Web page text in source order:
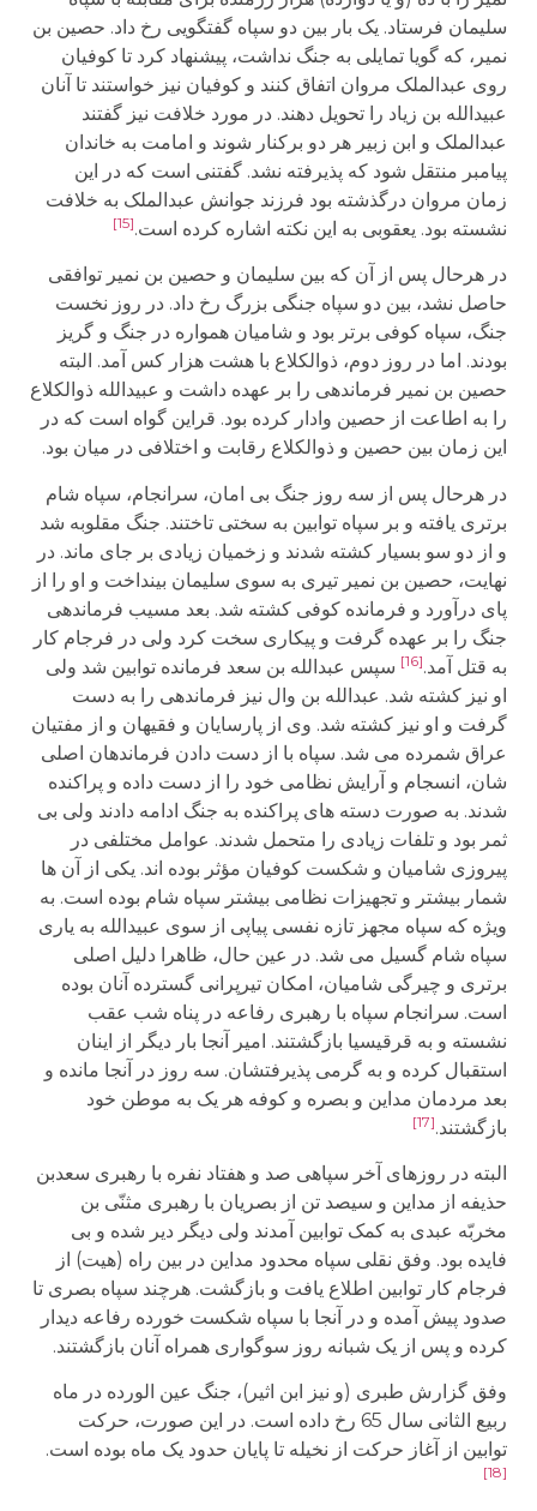
سلیمان فرستاد. یک بار بین دو سپاه گفتگویی رخ داد. حصین بن
نمیر، که گویا تمایلی به جنگ نداشت، پیشنهاد کرد تا کوفیان
روی عبدالملک مروان اتفاق کنند و کوفیان نیز خواستند تا آنان
عبیدالله بن زیاد را تحویل دهند. در مورد خلافت نیز گفتند
عبدالملک و ابن زبیر هر دو برکنار شوند و امامت به خاندان
پیامبر منتقل شود که پذیرفته نشد. گفتنی است که در این
زمان مروان درگذشته بود فرزند جوانش عبدالملک به خلافت
نشسته بود. یعقوبی به این نکته اشاره کرده است.[15]
در هرحال پس از آن که بین سلیمان و حصین بن نمیر توافقی
حاصل نشد، بین دو سپاه جنگی بزرگ رخ داد. در روز نخست
جنگ، سپاه کوفی برتر بود و شامیان همواره در جنگ و گریز
بودند. اما در روز دوم، ذوالکلاع با هشت هزار کس آمد. البته
حصین بن نمیر فرماندهی را بر عهده داشت و عبیدالله ذوالکلاع
را به اطاعت از حصین وادار کرده بود. قراین گواه است که در
این زمان بین حصین و ذوالکلاع رقابت و اختلافی در میان بود.
در هرحال پس از سه روز جنگ بی امان، سرانجام، سپاه شام
برتری یافته و بر سپاه توابین به سختی تاختند. جنگ مقلوبه شد
و از دو سو بسیار کشته شدند و زخمیان زیادی بر جای ماند. در
نهایت، حصین بن نمیر تیری به سوی سلیمان بینداخت و او را از
پای درآورد و فرمانده کوفی کشته شد. بعد مسیب فرماندهی
جنگ را بر عهده گرفت و پیکاری سخت کرد ولی در فرجام کار
به قتل آمد.[16]
سپس عبدالله بن سعد فرمانده توابین شد ولی
او نیز کشته شد. عبدالله بن وال نیز فرماندهی را به دست
گرفت و او نیز کشته شد. وی از پارسایان و فقیهان و از مفتیان
عراق شمرده می شد. سپاه با از دست دادن فرماندهان اصلی
شان، انسجام و آرایش نظامی خود را از دست داده و پراکنده
شدند. به صورت دسته های پراکنده به جنگ ادامه دادند ولی بی
ثمر بود و تلفات زیادی را متحمل شدند. عوامل مختلفی در
پیروزی شامیان و شکست کوفیان مؤثر بوده اند. یکی از آن ها
شمار بیشتر و تجهیزات نظامی بیشتر سپاه شام بوده است. به
ویژه که سپاه مجهز تازه نفسی پیاپی از سوی عبیدالله به یاری
سپاه شام گسیل می شد. در عین حال، ظاهرا دلیل اصلی
برتری و چیرگی شامیان، امکان تیرپرانی گسترده آنان بوده
است. سرانجام سپاه با رهبری رفاعه در پناه شب عقب
نشسته و به قرقیسیا بازگشتند. امیر آنجا بار دیگر از اینان
استقبال کرده و به گرمی پذیرفتشان. سه روز در آنجا مانده و
بعد مردمان مداین و بصره و کوفه هر یک به موطن خود
بازگشتند.[17]
البته در روزهای آخر سپاهی صد و هفتاد نفره با رهبری سعدبن
حذیفه از مداین و سیصد تن از بصریان با رهبری مثنّی بن
مخربّه عبدی به کمک توابین آمدند ولی دیگر دیر شده و بی
فایده بود. وفق نقلی سپاه محدود مداین در بین راه (هیت) از
فرجام کار توابین اطلاع یافت و بازگشت. هرچند سپاه بصری تا
صدود پیش آمده و در آنجا با سپاه شکست خورده رفاعه دیدار
کرده و پس از یک شبانه روز سوگواری همراه آنان بازگشتند.
وفق گزارش طبری (و نیز ابن اثیر)، جنگ عین الورده در ماه
ربیع الثانی سال 65 رخ داده است. در این صورت، حرکت
توابین از آغاز حرکت از نخیله تا پایان حدود یک ماه بوده است.
[18]